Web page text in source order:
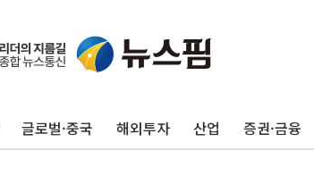
글로벌·중국 해외투자 산업 증권·금융
구광모, 내주 실리콘밸리서 젠슨 황 재회
뉴욕증시 개장 전 특징주...모더나·아이